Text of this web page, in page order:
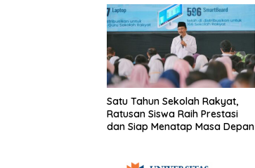
Satu Tahun Sekolah Rakyat,
Ratusan Siswa Raih Prestasi
dan Siap Menatap Masa Depan